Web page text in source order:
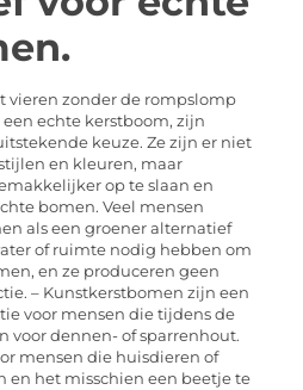
vieren zonder de rompslomp
echte kerstboom, zijn
keuze. Ze zijn er niet
en kleuren, maar
op te slaan en
bomen. Veel mensen
als een groener alternatief
of ruimte nodig hebben om
en ze produceren geen
– Kunstkerstbomen zijn een
voor mensen die tijdens de
voor dennen- of sparrenhout.
mensen die huisdieren of
en het misschien een beetje te